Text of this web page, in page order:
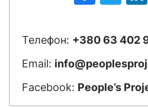
Телефон: +380 63 402
Email:
Facebook: People’s